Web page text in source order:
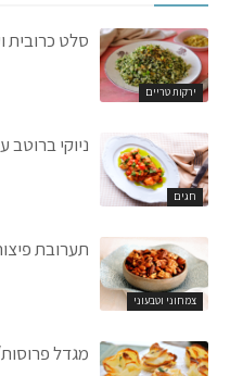
ירקות טריים
סלט כרובית
חגים
ניוקי ברוטב
צמחוני וטבעוני
תערובת
מגדל